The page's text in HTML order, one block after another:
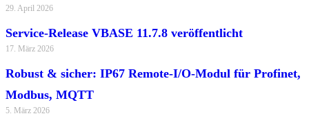
29. April 2026
Service-Release VBASE 11.7.8 veröffentlicht
17. März 2026
Robust & sicher: IP67 Remote-I/O-Modul für Profinet,
Modbus, MQTT
5. März 2026